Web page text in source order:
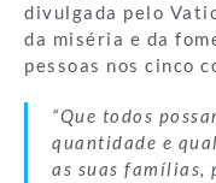
divulgada pelo
da miséria e da
pessoas nos cinco
“Que todos
quantidade e
as suas famílias,